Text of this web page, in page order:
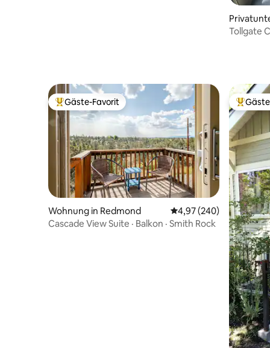
Tollgate
Beliebter Gäste-Favorit.
Gäste-Favorit
Wohnung in Redmond Durchschnittliche
4,97 (240)
Cascade View Suite · Balkon · Smith Rock